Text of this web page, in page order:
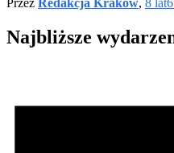
Przez Redakcja Kraków, 8 lat
Najbliższe